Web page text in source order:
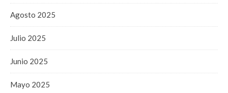
Agosto 2025
Julio 2025
Junio 2025
Mayo 2025